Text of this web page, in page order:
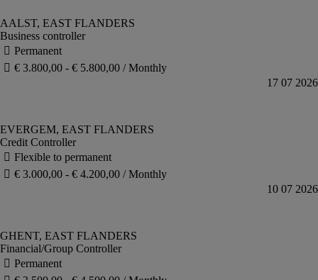
Business controller
Credit Controller
Financial/Group Controller